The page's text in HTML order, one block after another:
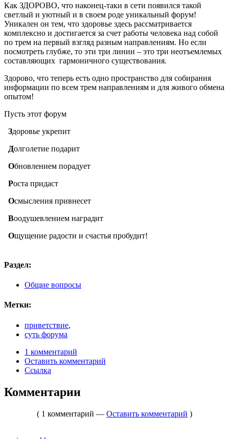
Как ЗДОРОВО, что наконец-таки в сети появился такой
светлый и уютный и в своем роде уникальный форум!
Уникален он тем, что здоровье здесь рассматривается
комплексно и достигается за счет работы человека над собой
по трем на первый взгляд разным направлениям. Но если
посмотреть глубже, то эти три линии – это три неотъемлемых
составляющих гармоничного существования.
Здорово, что теперь есть одно пространство для собирания
информации по всем трем направлениям и для живого обмена
опытом!
Пусть этот форум
Здоровье укрепит
Долголетие подарит
Обновлением порадует
Роста придаст
Осмысления привнесет
Воодушевлением наградит
Ощущение радости и счастья пробудит!
Раздел:
Общие вопросы
Метки:
приветствие,
суть форума
1 комментарий
Оставить комментарий
Ссылка
Комментарии
( 1 комментарий — Оставить комментарий )